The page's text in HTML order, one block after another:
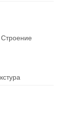
Строение